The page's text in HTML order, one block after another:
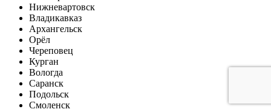
Нижневартовск
Владикавказ
Архангельск
Орёл
Череповец
Курган
Вологда
Саранск
Подольск
Смоленск